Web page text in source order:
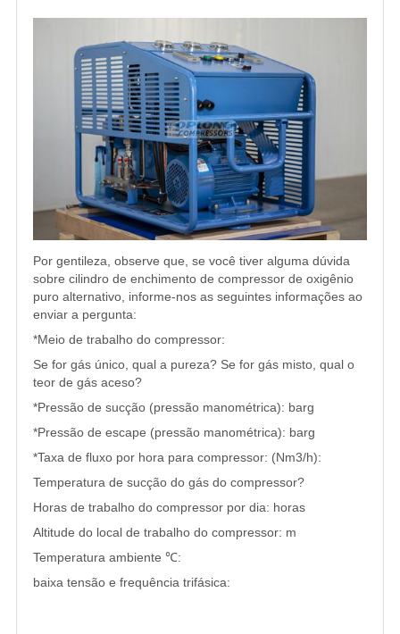
Por gentileza, observe que, se você tiver alguma dúvida
sobre cilindro de enchimento de compressor de oxigênio
puro alternativo, informe-nos as seguintes informações ao
enviar a pergunta:
*Meio de trabalho do compressor:
Se for gás único, qual a pureza? Se for gás misto, qual o
teor de gás aceso?
*Pressão de sucção (pressão manométrica): barg
*Pressão de escape (pressão manométrica): barg
*Taxa de fluxo por hora para compressor: (Nm3/h):
Temperatura de sucção do gás do compressor?
Horas de trabalho do compressor por dia: horas
Altitude do local de trabalho do compressor: m
Temperatura ambiente ℃:
baixa tensão e frequência trifásica: